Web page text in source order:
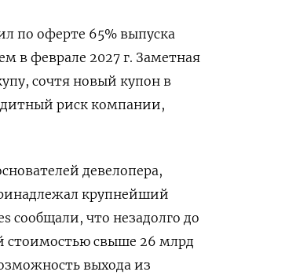
по оферте 65% выпуска
в феврале 2027 г. Заметная
сочтя новый купон в
риск компании,
девелопера,
крупнейший
сообщали, что незадолго до
стоимостью свыше 26 млрд
выхода из